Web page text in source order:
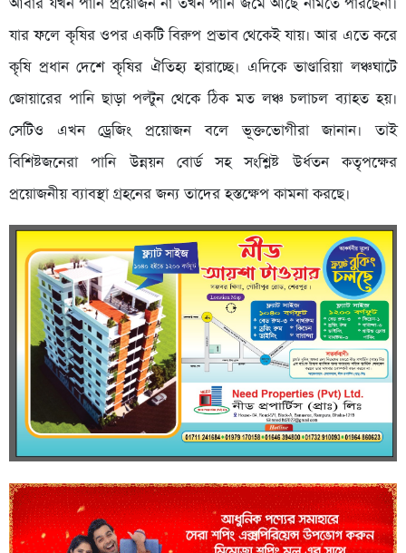
যার ফলে কৃষির ওপর একটি বিরুপ প্রভাব থেকেই যায়। আর এতে করে
কৃষি প্রধান দেশে কৃষির ঐতিহ্য হারাচ্ছে। এদিকে ভাণ্ডারিয়া লঞ্চঘাটে
জোয়ারের পানি ছাড়া পল্টুন থেকে ঠিক মত লঞ্চ চলাচল ব্যাহত হয়।
সেটিও এখন ড্রেজিং প্রয়োজন বলে ভূক্তভোগীরা জানান। তাই
বিশিষ্টজনেরা পানি উন্নয়ন বোর্ড সহ সংশ্লিষ্ট উর্ধতন কতৃপক্ষের
প্রয়োজনীয় ব্যাবস্থা গ্রহনের জন্য তাদের হস্তক্ষেপ কামনা করছে।